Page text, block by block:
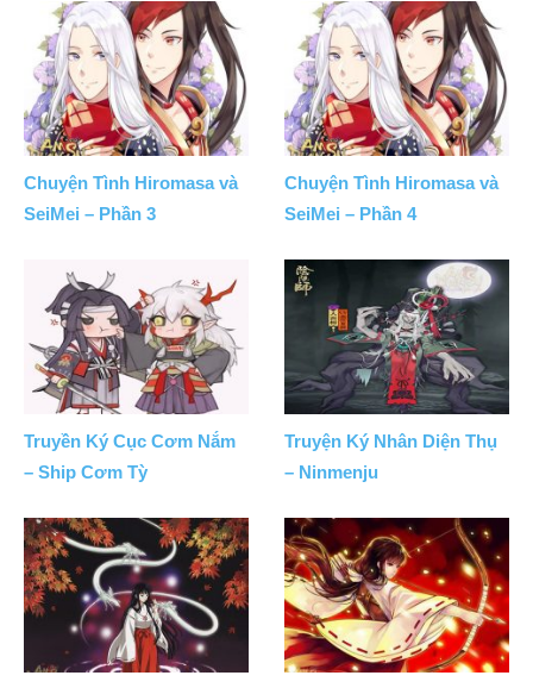
Chuyện Tình Hiromasa và
SeiMei – Phần 3
Chuyện Tình Hiromasa và
SeiMei – Phần 4
Truyền Ký Cục Cơm Nắm
– Ship Cơm Tỳ
Truyện Ký Nhân Diện Thụ
– Ninmenju